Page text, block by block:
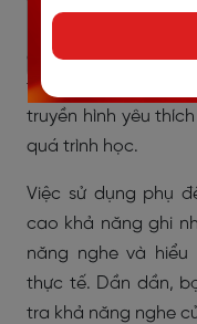
này giúp bạn cải
các cách diễn đạt
thể bắt đầu với
truyền hình yêu
quá trình học.
Việc sử dụng phụ
cao khả năng ghi
năng nghe và
thực tế. Dần dần,
tra khả năng nghe